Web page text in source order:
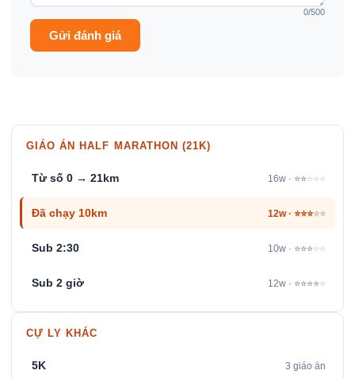
0/500
Gửi đánh giá
GIÁO ÁN HALF MARATHON (21K)
Từ số 0 → 21km 16w · ⭐⭐⭐⭐⭐
Đã chạy 10km 12w · ⭐⭐⭐⭐⭐
Sub 2:30 10w · ⭐⭐⭐⭐⭐
Sub 2 giờ 12w · ⭐⭐⭐⭐⭐
CỰ LY KHÁC
5K 3 giáo án